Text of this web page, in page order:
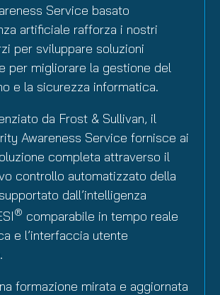
Service basato
artificiale rafforza i nostri
per sviluppare soluzioni
per migliorare la gestione del
e la sicurezza informatica.
da Frost & Sullivan, il
Awareness Service fornisce ai
completa attraverso il
controllo automatizzato della
dall’intelligenza
® comparabile in tempo reale
e l’interfaccia utente
formazione mirata e aggiornata